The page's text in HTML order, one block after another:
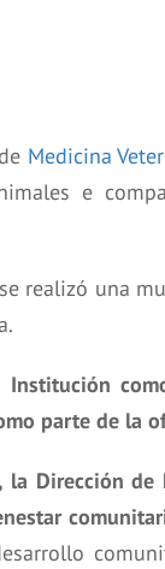
Medicina
e
realizó una
parte de la
la Dirección